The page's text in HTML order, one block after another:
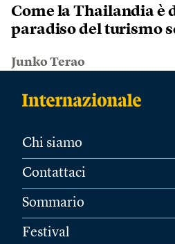
Come la Thailandia è
paradiso del turismo
Junko Terao
Chi siamo
Contattaci
Sommario
Festival